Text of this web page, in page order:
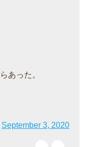
あった。
September 3, 2020